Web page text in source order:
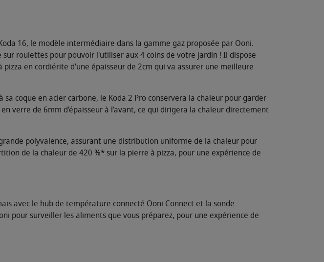
16, le modèle intermédiaire dans la gamme gaz proposée par Ooni.
roulettes pour pouvoir l'utiliser aux 4 coins de votre jardin ! Il dispose
en cordiérite d'une épaisseur de 2cm qui va assurer une meilleure
coque en acier carbone, le Koda 2 Pro conservera la chaleur pour garder
verre de 6mm d'épaisseur à l'avant, ce qui dirigera la chaleur directement
polyvalence, assurant une distribution uniforme de la chaleur pour
de la chaleur de 420 %* sur la pierre à pizza, pour une expérience de
avec le hub de température connecté Ooni Connect et la sonde
pour surveiller les aliments que vous préparez, pour une expérience de